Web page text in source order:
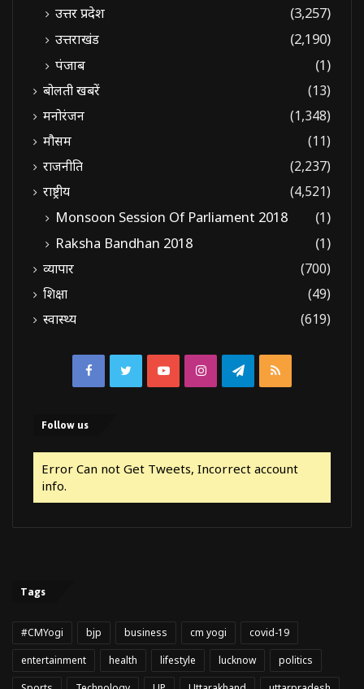
उत्तर प्रदेश
(3,257)
उत्तराखंड
(2,190)
पंजाब
(1)
बोलती खबरें
(13)
मनोरंजन
(1,348)
मौसम
(11)
राजनीति
(2,237)
राष्ट्रीय
(4,521)
Monsoon Session Of Parliament 2018
(1)
Raksha Bandhan 2018
(1)
व्यापार
(700)
शिक्षा
(49)
स्वास्थ्य
(619)
FacebookTwitterYouTubeInstagramTelegram
RSS
Follow us
Error Can not Get Tweets, Incorrect account
info.
Tags
#CMYogi bjp business cm yogi
covid-19
entertainment
health lifestyle lucknow
politics